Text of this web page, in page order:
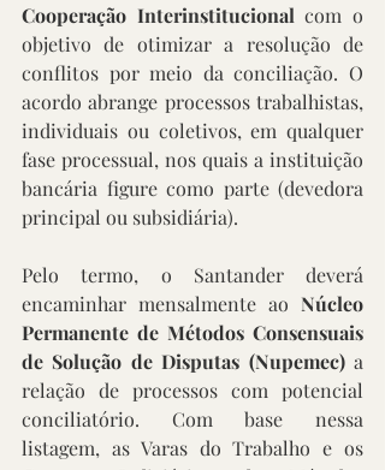
Cooperação Interinstitucional com o
objetivo de otimizar a resolução de
conflitos por meio da conciliação. O
acordo abrange processos trabalhistas,
individuais ou coletivos, em qualquer
fase processual, nos quais a instituição
bancária figure como parte (devedora
principal ou subsidiária).
Pelo termo, o Santander deverá
encaminhar mensalmente ao Núcleo
Permanente de Métodos Consensuais
de Solução de Disputas (Nupemec) a
relação de processos com potencial
conciliatório. Com base nessa
listagem, as Varas do Trabalho e os